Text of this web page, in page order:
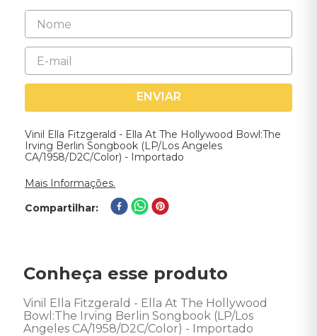
ENVIAR
Vinil Ella Fitzgerald - Ella At The Hollywood Bowl:The
Irving Berlin Songbook (LP/Los Angeles
CA/1958/D2C/Color) - Importado
Mais Informações.
Compartilhar
Conheça esse produto
Vinil Ella Fitzgerald - Ella At The Hollywood
Bowl:The Irving Berlin Songbook (LP/Los
Angeles CA/1958/D2C/Color) - Importado